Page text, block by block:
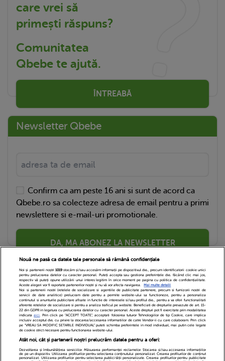
care vrei să
primești răspuns?
Comunitatea
Qbebe te ajută.
ÎNTREABĂ
Newsletter Qbebe
Confirm ca am peste 16 ani si sunt de acord ca
Qbebe.ro sa colecteze adresa de email pentru a primi
newslettere si e-mail-uri promotionale.
DA, MA ABONEZ LA NEWSLETTER
Echipa Editoriala Newsletter
Contact
Cariere
Cookies
Politica de confidentialitate
DivaHair Cosmetics
Despre noi
Nouă ne pasă ca datele tale personale să rămână confidențiale
Noi și partenerii noștri 1019stocăm și/sau accesăm informații pe dispozitivul dvs., precum identificatorii cookie unici
pentru prelucrarea datelor cu caracter personal. Puteți accepta sau gestiona preferințele dvs. făcând clic mai jos,
respectiv vă puteți opune utilizării unui interes legitim în orice moment pe pagina cu politica de confidențialitate.
Aceste alegeri vor fi raportate partenerilor noștri și nu vă vor afecta navigarea.
Mai multe detalii
Noi si partenerii nostri (retelele de socializare si agentiile de publicitate partenere, precum si furnizorii nostri de
servicii de date analitice) prelucram date pentru a permite website-ului sa functioneze, pentru a personaliza
continutul si anunturile publicitare afisate in functie de interesele si/sau profilul dvs., pentru a va oferi functionalitati
aferente retelelor de socializare si pentru a analiza traficul pe website. Beneficiati de drepturile prevazute de art. 15-
22 din GDPR in legatura cu prelucrarea datelor cu caracter personal. Aceste drepturi pot fi exercitate prin modalitatea
indicataaici. Prin click pe “ACCEPT TOATE”, acceptati folosirea tuturor Tehnologiilor de tip Cookie, care implica
inclusiv acceptul dvs. cu privire la stocarea/accesarea informatiilor de catre Vendor-ii cu care colaboram. Prin click
pe “VREAU SA MODIFIC SETARILE INDIVIDUAL” puteti schimba preferintele in mod individual, mai putin cele legate
de cookie strict necesare pentru functionarea website-ului.
Atât noi, cât și partenerii noștri prelucrăm datele pentru a oferi:
Dezvoltarea și îmbunătățirea serviciilor. Măsurarea performanței reclamelor. Stocarea și/sau accesarea informațiilor
de pe un dispozitiv. Utilizarea profilurilor pentru selectarea conținutului personalizat. Crearea profilurilor de conținut
personalizat. Utilizarea profilurilor pentru selectarea publicității personalizate. Crearea profilurilor pentru publicitate